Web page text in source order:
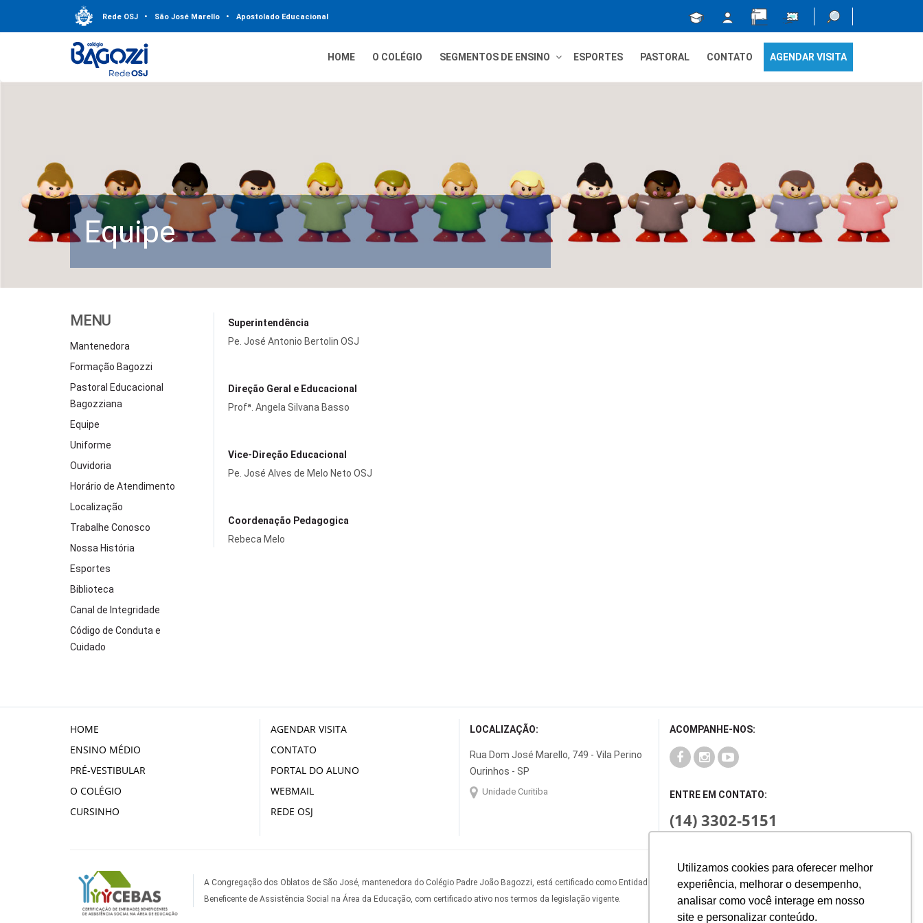
Utilizamos cookies para oferecer melhor
experiência, melhorar o desempenho,
analisar como você interage em nosso
site e personalizar conteúdo.
Rede OSJ • São José Marello • Apostolado Educacional
HOME O COLÉGIO SEGMENTOS DE ENSINO ESPORTES PASTORAL CONTATO AGENDAR VISITA
Equipe
MENU
Mantenedora
Formação Bagozzi
Pastoral Educacional
Bagozziana
Equipe
Uniforme
Ouvidoria
Horário de Atendimento
Localização
Trabalhe Conosco
Nossa História
Esportes
Biblioteca
Canal de Integridade
Código de Conduta e
Cuidado
Superintendência
Pe. José Antonio Bertolin OSJ
Direção Geral e Educacional
Profª. Angela Silvana Basso
Vice-Direção Educacional
Pe. José Alves de Melo Neto OSJ
Coordenação Pedagogica
Rebeca Melo
HOME
ENSINO MÉDIO
PRÉ-VESTIBULAR
O COLÉGIO
CURSINHO
AGENDAR VISITA
CONTATO
PORTAL DO ALUNO
WEBMAIL
REDE OSJ
LOCALIZAÇÃO:
Rua Dom José Marello, 749 - Vila Perino
Ourinhos - SP
Unidade Curitiba
ACOMPANHE-NOS:
ENTRE EM CONTATO:
(14) 3302-5151
A Congregação dos Oblatos de São José, mantenedora do Colégio Padre João Bagozzi, está certificado como Entidade
Beneficente de Assistência Social na Área da Educação, com certificado ativo nos termos da legislação vigente.